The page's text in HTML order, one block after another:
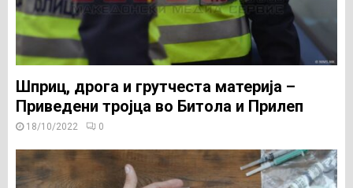
Шприц, дрога и грутчеста материја –
Приведени тројца во Битола и Прилеп
18/10/2022 0